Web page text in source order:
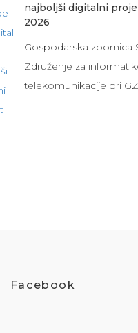
najboljši digitalni
2026
Gospodarska zbornica
Združenje za
telekomunikacije pri
Facebook